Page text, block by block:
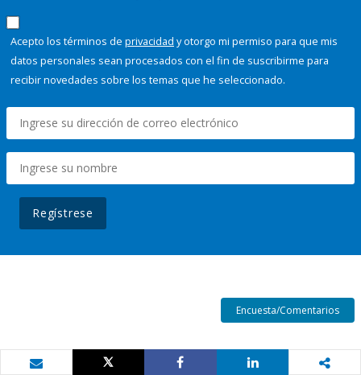
Acepto los términos de privacidad y otorgo mi permiso para que mis
datos personales sean procesados con el fin de suscribirme para
recibir novedades sobre los temas que he seleccionado.
Regístrese
Encuesta/Comentarios